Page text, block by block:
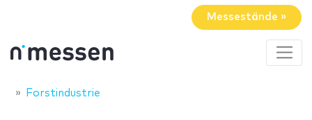
Messestände »
Forstindustrie